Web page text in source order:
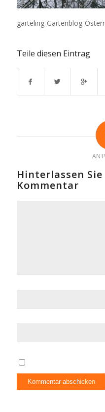
garteling-Gartenblog-
Teile diesen Eintrag
Hinterlassen
Kommentar